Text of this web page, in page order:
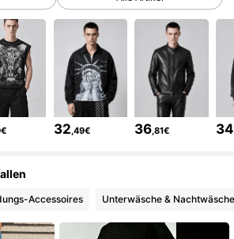
32 ,49€ 36 ,81€ 34
Accessoires Unterwäsche & Nachtwäsche